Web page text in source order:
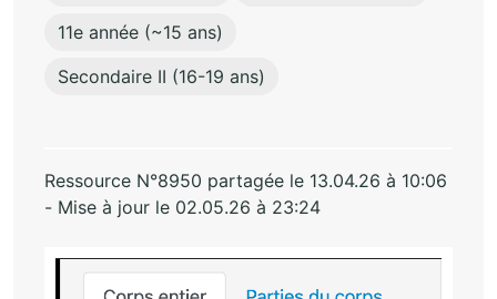
11e année (~15 ans)
Secondaire II (16-19 ans)
Ressource N°8950 partagée le 13.04.26 à 10:06
- Mise à jour le 02.05.26 à 23:24